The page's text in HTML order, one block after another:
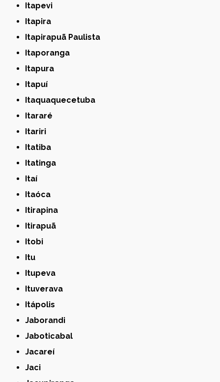
Itapevi
Itapira
Itapirapuã Paulista
Itaporanga
Itapura
Itapuí
Itaquaquecetuba
Itararé
Itariri
Itatiba
Itatinga
Itaí
Itaóca
Itirapina
Itirapuã
Itobi
Itu
Itupeva
Ituverava
Itápolis
Jaborandi
Jaboticabal
Jacareí
Jaci